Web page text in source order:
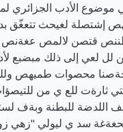
موضوع الأدب الجزائري
إشتصلة لغيحث تتعغّق
قتصن لالمص
لعي إلى ذلك مبضبع
محصوات طميهص
ثارةت للع ي من
اللدضة للبطنة وبةف
سد ي ليولي "زهي